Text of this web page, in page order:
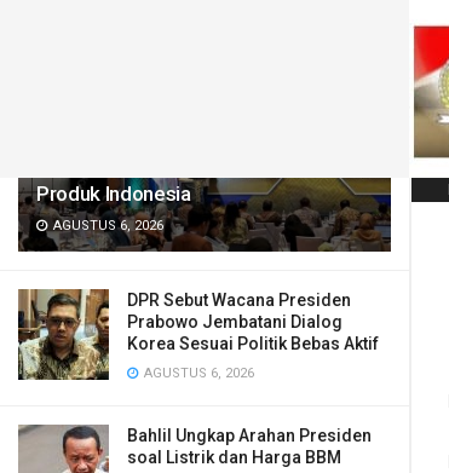
Produk Indonesia
AGUSTUS 6, 2026
DPR Sebut Wacana Presiden
Prabowo Jembatani Dialog
Korea Sesuai Politik Bebas Aktif
AGUSTUS 6, 2026
Bahlil Ungkap Arahan Presiden
soal Listrik dan Harga BBM